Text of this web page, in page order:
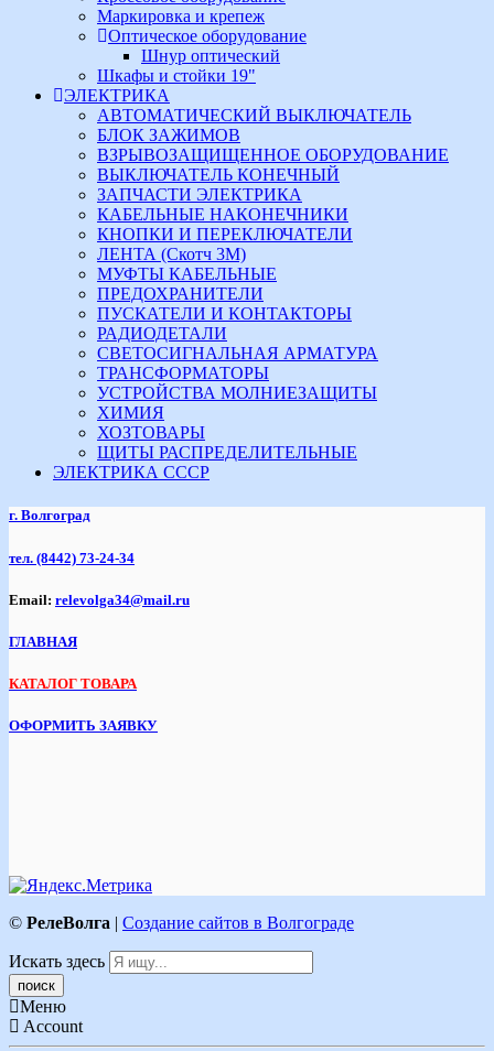
Маркировка и крепеж
Оптическое оборудование
Шнур оптический
Шкафы и стойки 19"
ЭЛЕКТРИКА
АВТОМАТИЧЕСКИЙ ВЫКЛЮЧАТЕЛЬ
БЛОК ЗАЖИМОВ
ВЗРЫВОЗАЩИЩЕННОЕ ОБОРУДОВАНИЕ
ВЫКЛЮЧАТЕЛЬ КОНЕЧНЫЙ
ЗАПЧАСТИ ЭЛЕКТРИКА
КАБЕЛЬНЫЕ НАКОНЕЧНИКИ
КНОПКИ И ПЕРЕКЛЮЧАТЕЛИ
ЛЕНТА (Скотч 3М)
МУФТЫ КАБЕЛЬНЫЕ
ПРЕДОХРАНИТЕЛИ
ПУСКАТЕЛИ И КОНТАКТОРЫ
РАДИОДЕТАЛИ
СВЕТОСИГНАЛЬНАЯ АРМАТУРА
ТРАНСФОРМАТОРЫ
УСТРОЙСТВА МОЛНИЕЗАЩИТЫ
ХИМИЯ
ХОЗТОВАРЫ
ЩИТЫ РАСПРЕДЕЛИТЕЛЬНЫЕ
ЭЛЕКТРИКА СССР
г. Волгоград
тел. (8442) 73-24-34
Email: relevolga34@mail.ru
ГЛАВНАЯ
КАТАЛОГ ТОВАРА
ОФОРМИТЬ ЗАЯВКУ
© РелеВолга | Создание сайтов в Волгограде
Искать здесь
Меню
Account